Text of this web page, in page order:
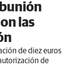
las
de diez euros
de